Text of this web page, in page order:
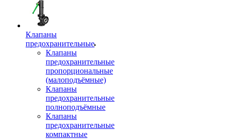
Клапаны
предохранительные
Клапаны
предохранительные
пропорциональные
(малоподъёмные)
Клапаны
предохранительные
полноподъёмные
Клапаны
предохранительные
компактные